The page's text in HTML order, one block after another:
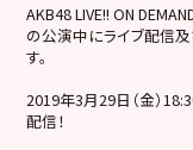
AKB48 LIVE!! ON
の公演中にライブ配信
す。
2019年3月29日（金）
配信！